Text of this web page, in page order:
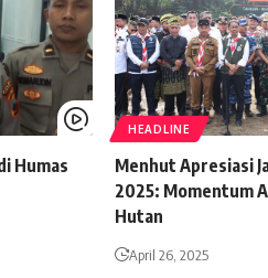
Humas
HEADLINE
Menhut Apresiasi
2025: Momentum
Hutan
April 26, 2025